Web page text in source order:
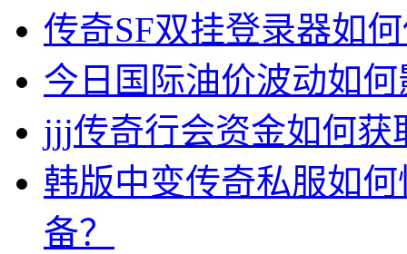
传奇SF双挂登录器如
今日国际油价波动如
jjj传奇行会资金如何获
韩版中变传奇私服如
备？